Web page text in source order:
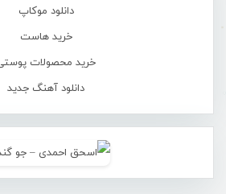
دانلود موکاپ
خرید هاست
خرید محصولات
دانلود آهنگ جدید